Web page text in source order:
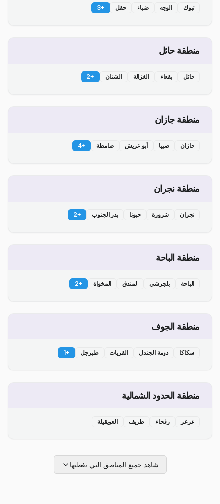
تبوك الوجه ضباء حقل +
3
منطقة حائل
حائل بقعاء الغزالة الشنان +
2
منطقة جازان
جازان صبيا أبو عريش صامطة +
4
منطقة نجران
نجران شرورة حبونا بدر الجنوب +
2
منطقة الباحة
الباحة بلجرشي المندق المخواة +
2
منطقة الجوف
سكاكا دومة الجندل القريات طبرجل +
1
منطقة الحدود الشمالية
عرعر رفحاء طريف العويقيلة
شاهد جميع المناطق التي نغطيها